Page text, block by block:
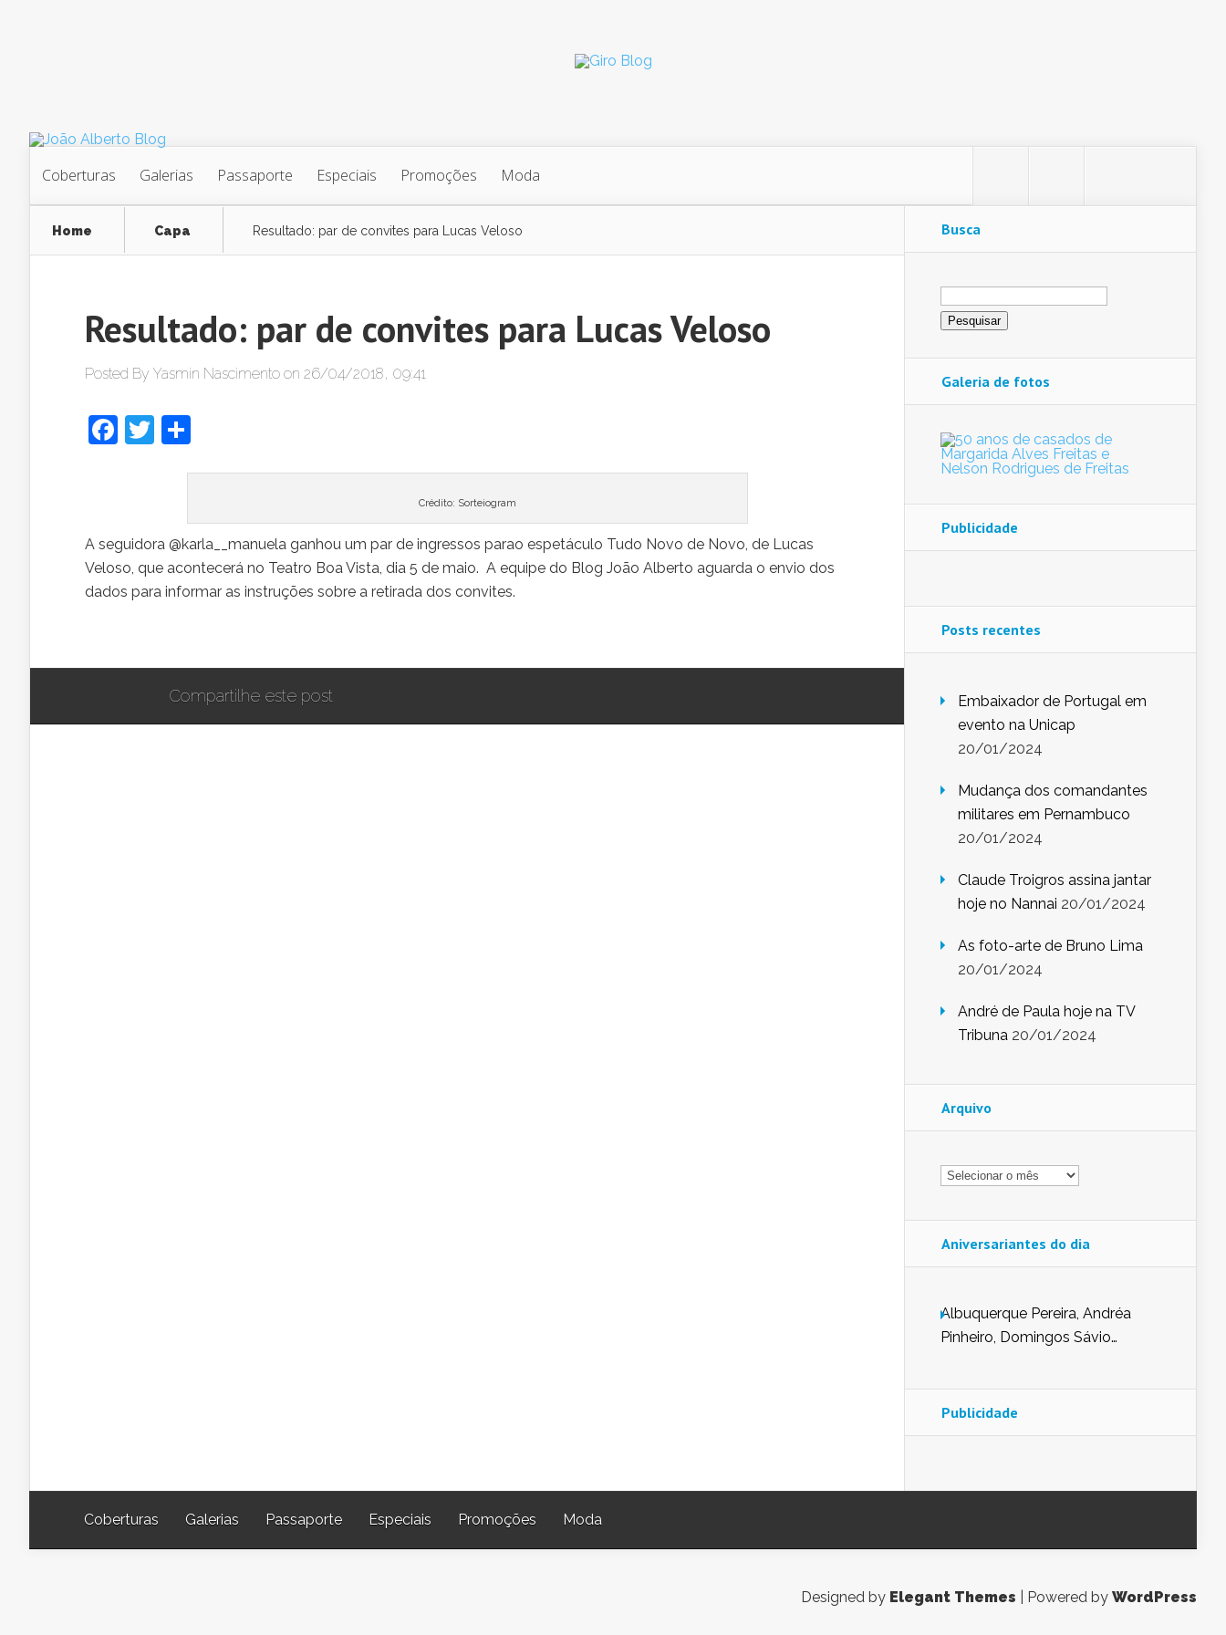
Coberturas Galerias Passaporte Especiais Promoções Moda
Home Capa Resultado: par de convites para Lucas Veloso
Resultado: par de convites para Lucas Veloso
Posted By Yasmin Nascimento on 26/04/2018, 09:41
Facebook
Twitter
Crédito: Sorteiogram
A seguidora @karla__manuela ganhou um par de ingressos parao espetáculo Tudo Novo de Novo, de Lucas
Veloso, que acontecerá no Teatro Boa Vista, dia 5 de maio. A equipe do Blog João Alberto aguarda o envio dos
dados para informar as instruções sobre a retirada dos convites.
Compartilhe este post
Busca
Pesquisar
por:
Galeria de fotos
Publicidade
Posts recentes
Embaixador de Portugal em
evento na Unicap
20/01/2024
Mudança dos comandantes
militares em Pernambuco
20/01/2024
Claude Troigros assina jantar
hoje no Nannai 20/01/2024
As foto-arte de Bruno Lima
20/01/2024
André de Paula hoje na TV
Tribuna 20/01/2024
Arquivo
Arquivo
Aniversariantes do dia
Albuquerque Pereira, Andréa
Pinheiro, Domingos Sávio
Nunes de Sena, Fátima Peixoto,
Glória Pereira, Kátia Mesel,
Publicidade
Coberturas Galerias Passaporte Especiais Promoções Moda
Designed by Elegant Themes | Powered by WordPress